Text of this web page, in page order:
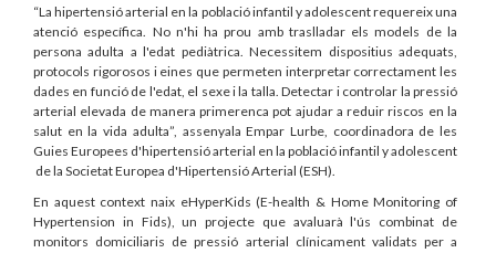
“La hipertensió arterial en la població infantil y adolescent requereix una
atenció específica. No n'hi ha prou amb traslladar els models de la
persona adulta a l'edat pediàtrica. Necessitem dispositius adequats,
protocols rigorosos i eines que permeten interpretar correctament les
dades en funció de l'edat, el sexe i la talla. Detectar i controlar la pressió
arterial elevada de manera primerenca pot ajudar a reduir riscos en la
salut en la vida adulta”, assenyala Empar Lurbe, coordinadora de les
Guies Europees d'hipertensió arterial en la població infantil y adolescent
de la Societat Europea d'Hipertensió Arterial (ESH).
En aquest context naix eHyperKids (E-health & Home Monitoring of
Hypertension in Fids), un projecte que avaluarà l'ús combinat de
monitors domiciliaris de pressió arterial clínicament validats per a